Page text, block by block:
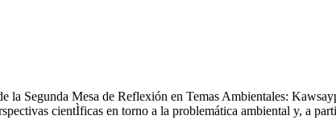
Segunda Mesa de Reflexión en Temas Ambientales:
cientÌficas en torno a la problemática ambiental y, a